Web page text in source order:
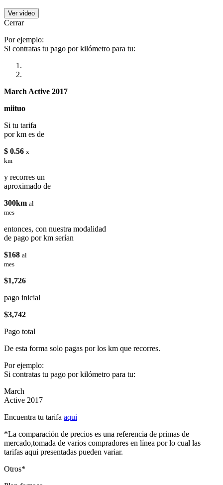
Ver video
Cerrar
Por ejemplo:
Si contratas tu pago por kilómetro para tu:
March Active 2017
miituo
Si tu tarifa
por km es de
$ 0.56 x
km
y recorres un
aproximado de
300km al
mes
entonces, con nuestra modalidad
de pago por km serían
$168 al
mes
$1,726
pago inicial
$3,742
Pago total
De esta forma solo pagas por los km que recorres.
Por ejemplo:
Si contratas tu pago por kilómetro para tu:
March
Active 2017
Encuentra tu tarifa aqui
*La comparación de precios es una referencia de primas de
mercado,tomada de varios compradores en línea por lo cual las
tarifas aqui presentadas pueden variar.
Otros*